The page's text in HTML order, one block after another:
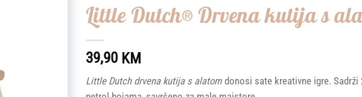
Little Dutch® Drvena kutija s
39,90 KM
Little Dutch drvena kutija s alatomdonosi sate kreativne igre. Sadrži